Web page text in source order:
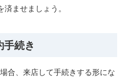
ませましょう。
手続き
合、来店して手続きする形にな